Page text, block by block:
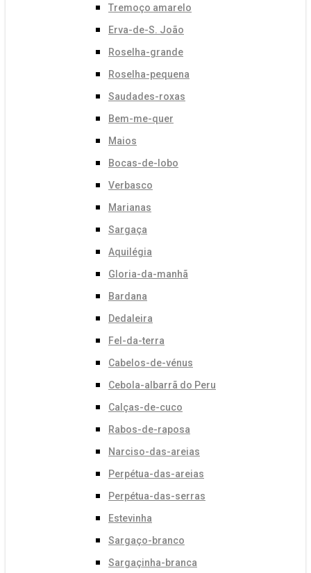
Tremoço amarelo
Erva-de-S. João
Roselha-grande
Roselha-pequena
Saudades-roxas
Bem-me-quer
Maios
Bocas-de-lobo
Verbasco
Marianas
Sargaça
Aquilégia
Gloria-da-manhã
Bardana
Dedaleira
Fel-da-terra
Cabelos-de-vénus
Cebola-albarrã do Peru
Calças-de-cuco
Rabos-de-raposa
Narciso-das-areias
Perpétua-das-areias
Perpétua-das-serras
Estevinha
Sargaço-branco
Sargaçinha-branca